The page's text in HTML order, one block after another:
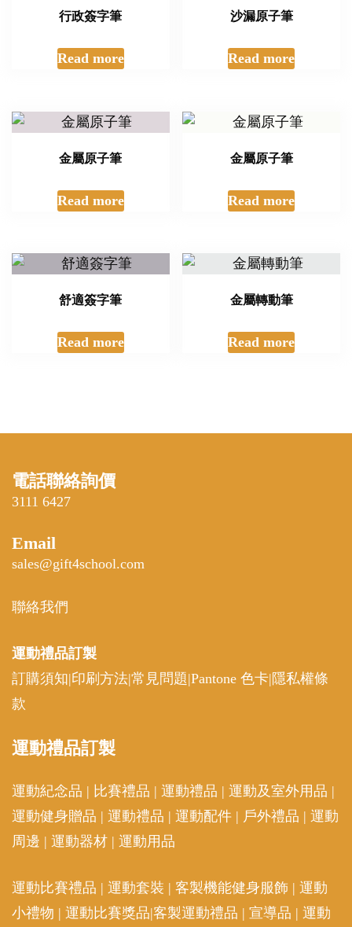
行政簽字筆
Read more
沙漏原子筆
Read more
金屬原子筆
Read more
金屬原子筆
Read more
舒適簽字筆
Read more
金屬轉動筆
Read more
電話聯絡詢價
3111 6427
Email
sales@gift4school.com
聯絡我們
運動禮品訂製
訂購須知|印刷方法|常見問題|Pantone 色卡| 隱私權條
款
運動禮品訂製
運動紀念品 | 比賽禮品 | 運動禮品 | 運動及室外用品 |
運動健身贈品 | 運動禮品 | 運動配件 | 戶外禮品 | 運動
周邊 | 運動器材 | 運動用品
運動比賽禮品 | 運動套裝 | 客製機能健身服飾 | 運動
小禮物 | 運動比賽獎品|客製運動禮品 | 宣導品 | 運動